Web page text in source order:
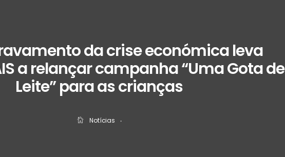
da crise económica leva
a relançar campanha “Uma Gota de
Leite” para as crianças
Notícias ‧